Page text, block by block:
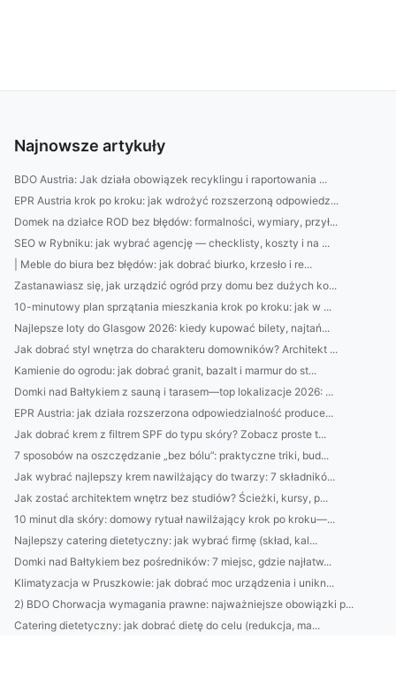
Najnowsze artykuły
BDO Austria: Jak działa obowiązek recyklingu i raportowania ...
EPR Austria krok po kroku: jak wdrożyć rozszerzoną odpowiedz...
Domek na działce ROD bez błędów: formalności, wymiary, przył...
SEO w Rybniku: jak wybrać agencję — checklisty, koszty i na ...
| Meble do biura bez błędów: jak dobrać biurko, krzesło i re...
Zastanawiasz się, jak urządzić ogród przy domu bez dużych ko...
10-minutowy plan sprzątania mieszkania krok po kroku: jak w ...
Najlepsze loty do Glasgow 2026: kiedy kupować bilety, najtań...
Jak dobrać styl wnętrza do charakteru domowników? Architekt ...
Kamienie do ogrodu: jak dobrać granit, bazalt i marmur do st...
Domki nad Bałtykiem z sauną i tarasem—top lokalizacje 2026: ...
EPR Austria: jak działa rozszerzona odpowiedzialność produce...
Jak dobrać krem z filtrem SPF do typu skóry? Zobacz proste t...
7 sposobów na oszczędzanie „bez bólu”: praktyczne triki, bud...
Jak wybrać najlepszy krem nawilżający do twarzy: 7 składnikó...
Jak zostać architektem wnętrz bez studiów? Ścieżki, kursy, p...
10 minut dla skóry: domowy rytuał nawilżający krok po kroku—...
Najlepszy catering dietetyczny: jak wybrać firmę (skład, kal...
Domki nad Bałtykiem bez pośredników: 7 miejsc, gdzie najłatw...
Klimatyzacja w Pruszkowie: jak dobrać moc urządzenia i unikn...
2) BDO Chorwacja wymagania prawne: najważniejsze obowiązki p...
Catering dietetyczny: jak dobrać dietę do celu (redukcja, ma...